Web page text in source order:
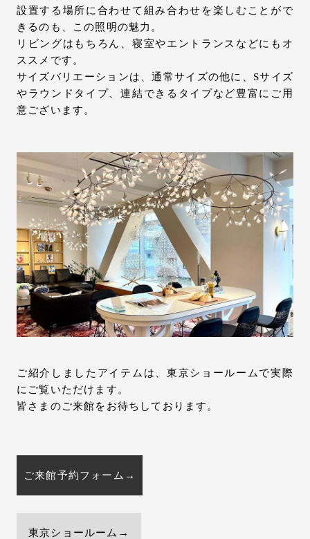
設置する場所に合わせて組み合わせを楽しむことがで
きるのも、この照明の魅力。
リビングはもちろん、寝室やエントランスなどにもオ
ススメです。
サイズバリエーションは、通常サイズの他に、Sサイズ
やラウンドタイプ、連結できるタイプなど豊富にご用
意ございます。
ご紹介しましたアイテムは、東京ショールームで実際
にご覧いただけます。
皆さまのご来館をお待ちしております。
ご来館予約フォーム→
東京ショールーム→